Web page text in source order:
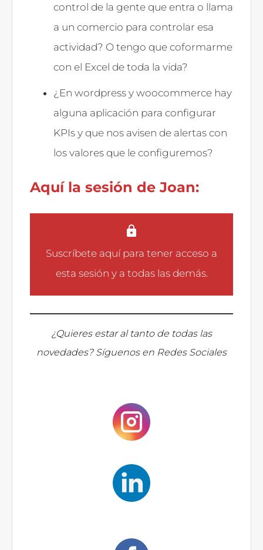
control de la gente que entra o llama
a un comercio para controlar esa
actividad? O tengo que coformarme
con el Excel de toda la vida?
¿En wordpress y woocommerce hay
alguna aplicación para configurar
KPIs y que nos avisen de alertas con
los valores que le configuremos?
Aquí la sesión de Joan:
Suscríbete aquípara tener acceso a
esta sesión y a todas las demás.
¿Quieres estar al tanto de todas las
novedades? Síguenos en Redes Sociales